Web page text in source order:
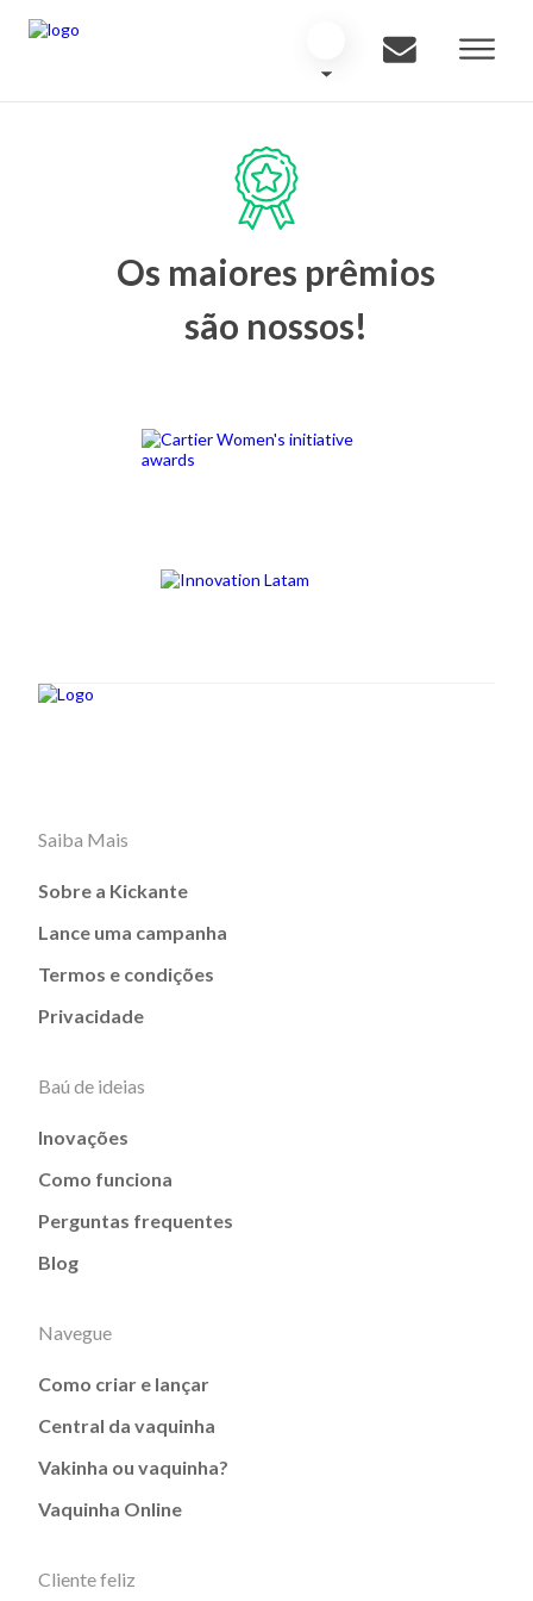
Os maiores prêmios
são nossos!
Saiba Mais
Sobre a Kickante
Lance uma campanha
Termos e condições
Privacidade
Baú de ideias
Inovações
Como funciona
Perguntas frequentes
Blog
Navegue
Como criar e lançar
Central da vaquinha
Vakinha ou vaquinha?
Vaquinha Online
Cliente feliz